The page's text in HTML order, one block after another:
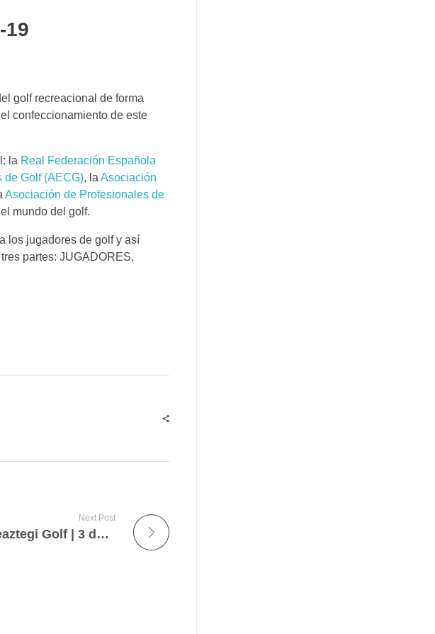
19
golf recreacional de forma
confeccionamiento de este
la Real Federación Española
de Golf (AECG), la Asociación
Asociación de Profesionales de
mundo del golf.
los jugadores de golf y así
partes: JUGADORES,
Next Post
Comunicado oficial Meaztegi Golf | 3 de abril